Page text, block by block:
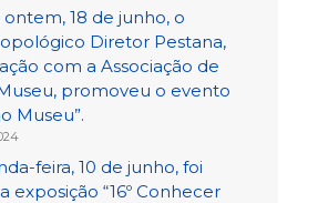
18 de junho, o
Diretor Pestana,
com a Associação de
promoveu o evento
Museu”.
feira, 10 de junho, foi
exposição “16º Conhecer